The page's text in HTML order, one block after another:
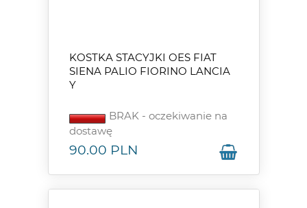
KOSTKA STACYJKI OES FIAT
SIENA PALIO FIORINO LANCIA
Y
BRAK - oczekiwanie na
dostawę
90.00 PLN